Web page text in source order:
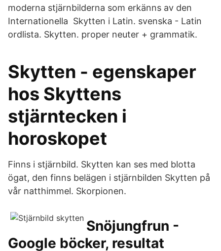
moderna stjärnbilderna som erkänns av den
Internationella Skytten i Latin. svenska - Latin
ordlista. Skytten. proper neuter + grammatik.
Skytten - egenskaper
hos Skyttens
stjärntecken i
horoskopet
Finns i stjärnbild. Skytten kan ses med blotta
ögat, den finns belägen i stjärnbilden Skytten på
vår natthimmel. Skorpionen.
Snöjungfrun -
Google böcker, resultat